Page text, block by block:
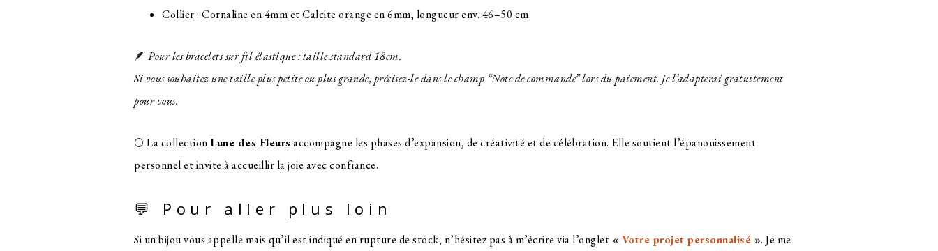
Collier : Cornaline en 4mm et Calcite orange en 6mm, longueur env. 46–50 cm
🪶 Pour les bracelets sur fil élastique : taille standard 18cm.
Si vous souhaitez une taille plus petite ou plus grande, précisez-le dans le champ “Note de commande” lors du paiement. Je l’adapterai gratuitement
pour vous.
🌕 La collectionLune des Fleurs accompagne les phases d’expansion, de créativité et de célébration. Elle soutient l’épanouissement
personnel et invite à accueillir la joie avec confiance.
💬 Pour aller plus loin
Si un bijou vous appelle mais qu’il est indiqué en rupture de stock, n’hésitez pas à m’écrire via l’onglet« Votre projet personnalisé ». Je me